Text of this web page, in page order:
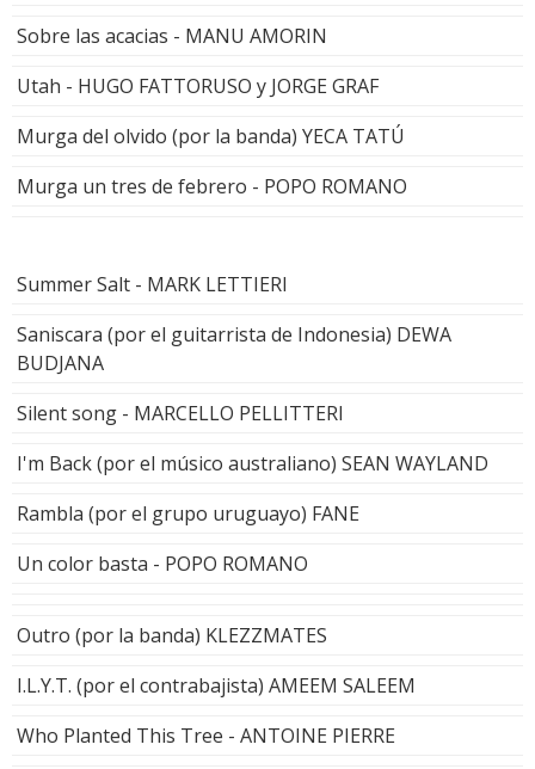
Sobre las acacias - MANU AMORIN
Utah - HUGO FATTORUSO y JORGE GRAF
Murga del olvido (por la banda) YECA TATÚ
Murga un tres de febrero - POPO ROMANO
Summer Salt - MARK LETTIERI
Saniscara (por el guitarrista de Indonesia) DEWA
BUDJANA
Silent song - MARCELLO PELLITTERI
I'm Back (por el músico australiano) SEAN WAYLAND
Rambla (por el grupo uruguayo) FANE
Un color basta - POPO ROMANO
Outro (por la banda) KLEZZMATES
I.L.Y.T. (por el contrabajista) AMEEM SALEEM
Who Planted This Tree - ANTOINE PIERRE